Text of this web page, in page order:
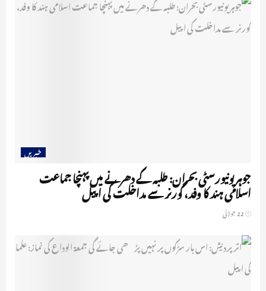
خبریں
جوہر یونیورسٹی بحران: طلبہ کے دھرنے میں پہنچا جماعت
اسلامی ہند کا وفد، گورنر سے مداخلت کی اپیل